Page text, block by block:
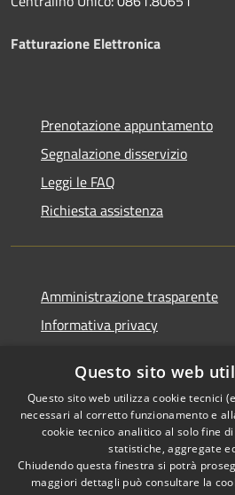
Fatturazione Elettronica
Prenotazione appuntamento
Segnalazione disservizio
Leggi le FAQ
Richiesta assistenza
Amministrazione trasparente
Informativa privacy
Dichiarazione di accessibilità
RSS
Questo sito web
Questo sito web utilizza cookie tecnici
necessari al corretto funzionamento e
cookie tecnico analitico al solo fine
statistiche, aggregate
Chiudendo questa finestra si potrà
maggiori dettagli può consultare la